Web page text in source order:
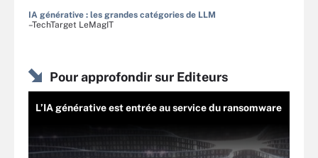
IA générative : les grandes catégories de LLM
–TechTarget LeMagIT
Pour approfondir sur Editeurs
L’IA générative est entrée au service du ransomware